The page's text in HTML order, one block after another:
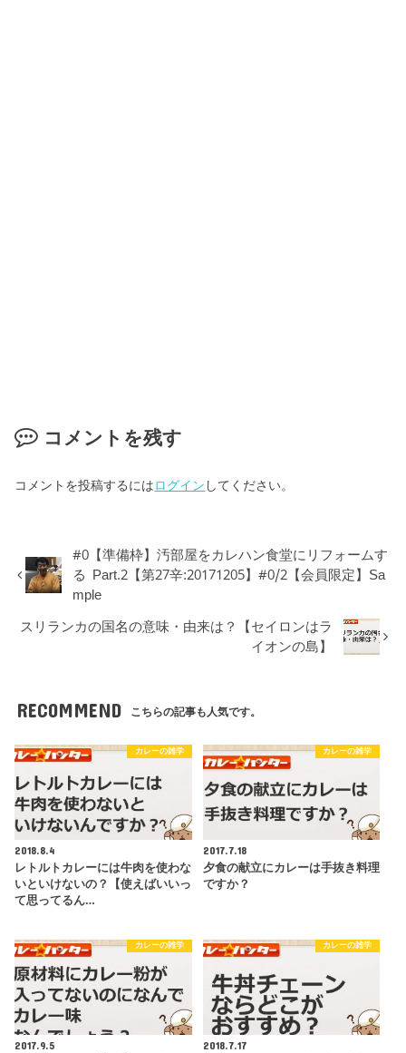
コメントを残す
コメントを投稿するにはログイン してください。
#0【準備枠】汚部屋をカレハン食堂にリフォームす
る Part.2【第27辛:20171205】#0/2【会員限定】Sa
mple
スリランカの国名の意味・由来は？【セイロンはラ
イオンの島】
RECOMMEND こちらの記事も人気です。
カレーの雑学
2018.8.4
レトルトカレーには牛肉を使わな
いといけないの？【使えばいいっ
て思ってるん…
カレーの雑学
2017.7.18
夕食の献立にカレーは手抜き料理
ですか？
カレーの雑学
2017.9.5
カレーの雑学
2018.7.17